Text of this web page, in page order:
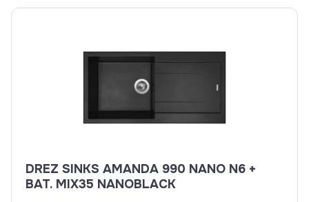
DREZ SINKS AMANDA 990 NANO N6 +
BAT. MIX35 NANOBLACK